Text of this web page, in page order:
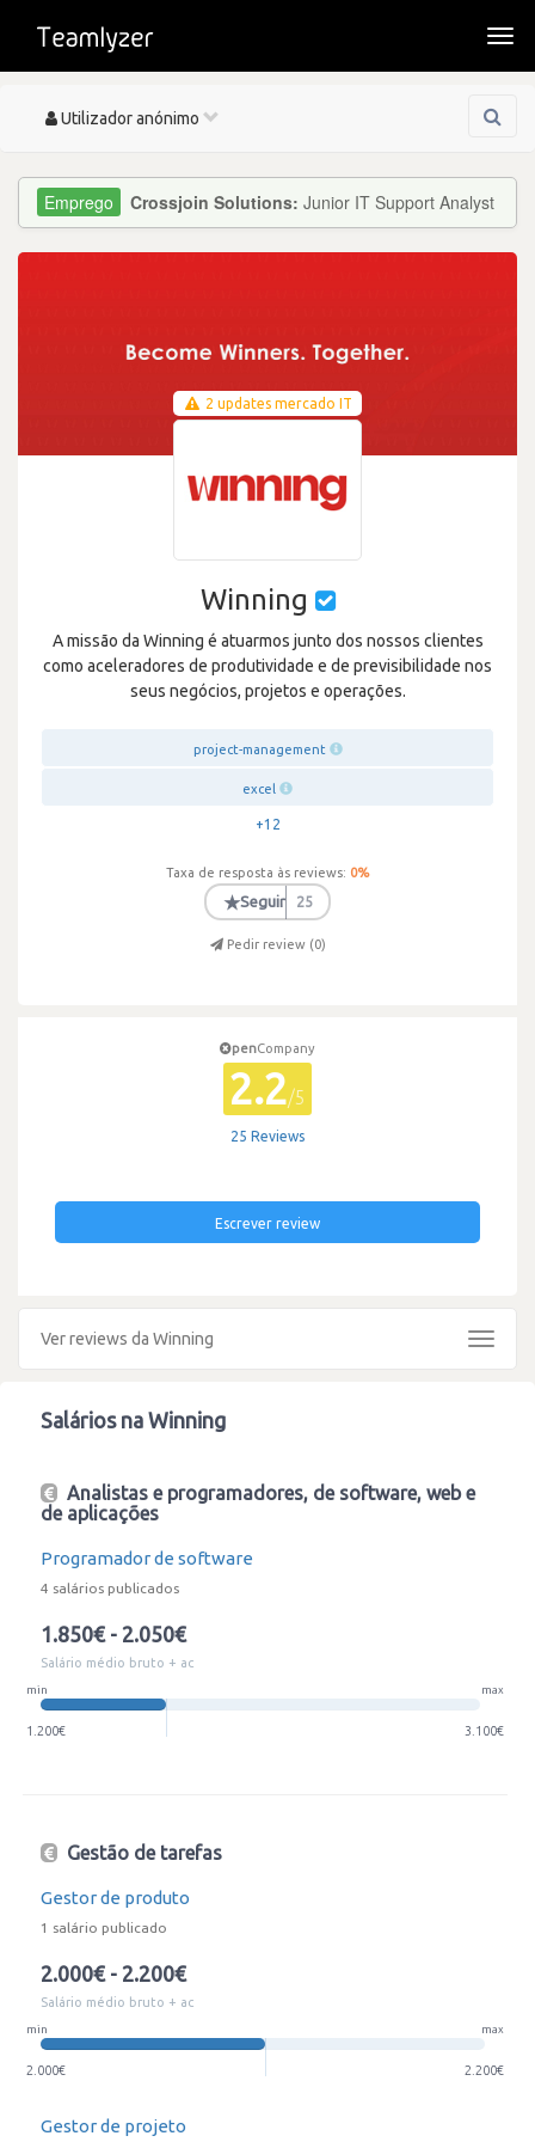
Toggle
Utilizador anónimo
Crossjoin Solutions: Junior IT Support Analyst
2 updates mercado IT
Winning
A missão da Winning é atuarmos junto dos nossos clientes
como aceleradores de produtividade e de previsibilidade nos
seus negócios, projetos e operações.
project-management
excel
+12
Taxa de resposta às reviews: 0%
★Seguir 25
Pedir review (0)
penCompany
2.2/5
25 Reviews
Escrever review
Ver reviews da Winning
Toggle
Salários na Winning
Analistas e programadores, de software, web e
de aplicações
Programador de software
4 salários publicados
1.850€ - 2.050€
Salário médio bruto + ac
min max
1.200€ 3.100€
Gestão de tarefas
Gestor de produto
1 salário publicado
2.000€ - 2.200€
Salário médio bruto + ac
min max
2.000€ 2.200€
Gestor de projeto